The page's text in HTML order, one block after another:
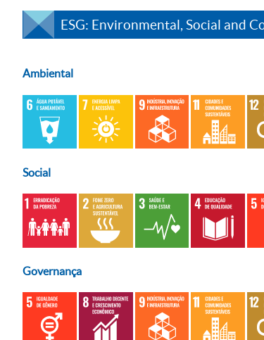
ESG: Environmental, Social and
Ambiental
Social
Governança